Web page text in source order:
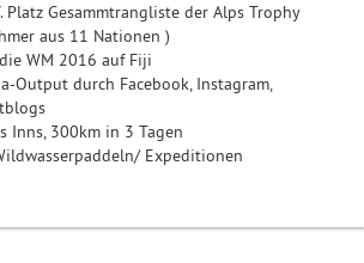
Platz Gesammtrangliste der Alps Trophy
aus 11 Nationen )
WM 2016 auf Fiji
Output durch Facebook, Instagram,
Inns, 300km in 3 Tagen
Expeditionen